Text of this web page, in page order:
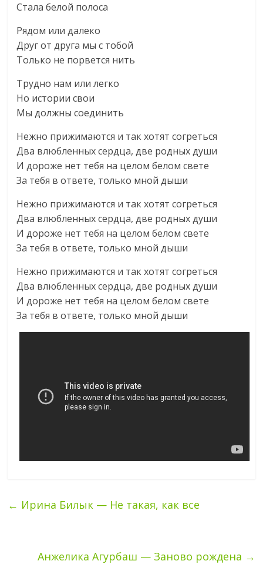
Стала белой полоса
Рядом или далеко
Друг от друга мы с тобой
Только не порвется нить
Трудно нам или легко
Но истории свои
Мы должны соединить
Нежно прижимаются и так хотят согреться
Два влюбленных сердца, две родных души
И дороже нет тебя на целом белом свете
За тебя в ответе, только мной дыши
Нежно прижимаются и так хотят согреться
Два влюбленных сердца, две родных души
И дороже нет тебя на целом белом свете
За тебя в ответе, только мной дыши
Нежно прижимаются и так хотят согреться
Два влюбленных сердца, две родных души
И дороже нет тебя на целом белом свете
За тебя в ответе, только мной дыши
← Ирина Билык — Не такая, как все
Анжелика Агурбаш — Заново рождена →